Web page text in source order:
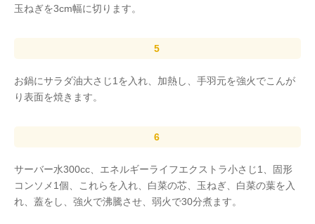
玉ねぎを3cm幅に切ります。
お鍋にサラダ油大さじ1を入れ、加熱し、手羽元を強火でこんが
り表面を焼きます。
サーバー水300cc、エネルギーライフエクストラ小さじ1、固形
コンソメ1個、これらを入れ、白菜の芯、玉ねぎ、白菜の葉を入
れ、蓋をし、強火で沸騰させ、弱火で30分煮ます。